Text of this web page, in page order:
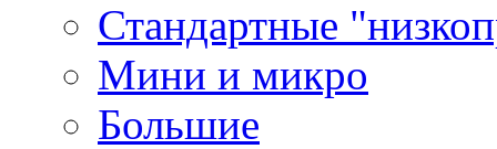
Стандартные
Мини и микро
Большие